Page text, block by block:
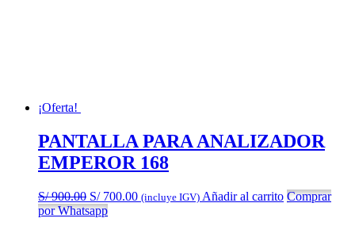
¡Oferta!
PANTALLA PARA ANALIZADOR
EMPEROR 168
S/900.00 El
precio
S/700.00El(incluye IGV) Añadir al carrito Comprar
por Whatsapp